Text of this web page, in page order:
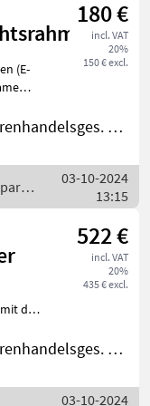
180 €
incl. VAT
20%
150 € excl.
(E-
Hölzlberger Warenhandelsges. m. b. H.
03-10-2024
13:15
522 €
incl. VAT
20%
435 € excl.
der
Hölzlberger Warenhandelsges. m. b. H.
03-10-2024